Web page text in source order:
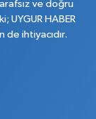
ve doğru
UYGUR HABER
de ihtiyacıdır.